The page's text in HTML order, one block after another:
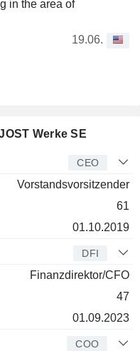
in the area of
19.06.
Werke SE
CEO
Vorstandsvorsitzender
61
01.10.2019
DFI
Finanzdirektor/CFO
47
01.09.2023
COO